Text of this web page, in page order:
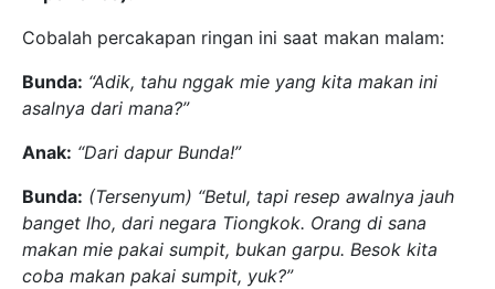
Cobalah percakapan ringan ini saat makan malam:
Bunda: “Adik, tahu nggak mie yang kita makan ini
asalnya dari mana?”
Anak: “Dari dapur Bunda!”
Bunda: (Tersenyum) “Betul, tapi resep awalnya jauh
banget lho, dari negara Tiongkok. Orang di sana
makan mie pakai sumpit, bukan garpu. Besok kita
coba makan pakai sumpit, yuk?”